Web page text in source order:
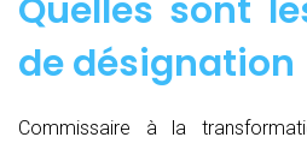
Quelles sont
de désignation
Commissaire à la